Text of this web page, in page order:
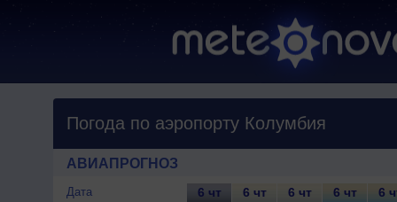
Погода по аэропорту Колумбия
АВИАПРОГНОЗ
Дата
6 чт 6 чт 6 чт 6 чт 6